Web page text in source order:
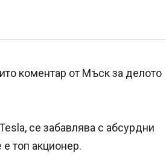
коментар от Мъск за делото
се забавлява с абсурдни
топ акционер.